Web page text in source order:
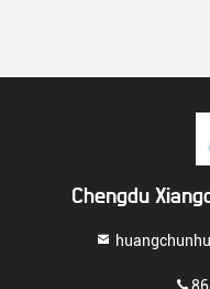
Chengdu